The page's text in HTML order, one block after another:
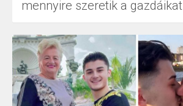
mennyire szeretik a gazdáikat